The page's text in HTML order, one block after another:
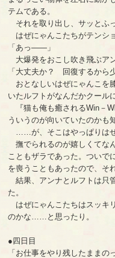
テムである。
それを取り出し、サッとふ
はぜにゃんこたちがテンシ
「あっ――」
大爆発をおこし吹き飛ぶアン
「大丈夫か？ 回復するから
おとなしいはぜにゃんこを
いたルフトがなんだかクール
『猫も俺も癒されるWin－
ういうのが向いていたのかも
……が、そこはやっぱりはぜ
撫でられるのが嬉しくてな
こともザラであった。ついで
を喪うこともあったので、そ
結果、アンナとルフトは只
た。
はぜにゃんこたちはスッキ
のかな……と思ったり。
●四日目
「お仕事をやり残したまま